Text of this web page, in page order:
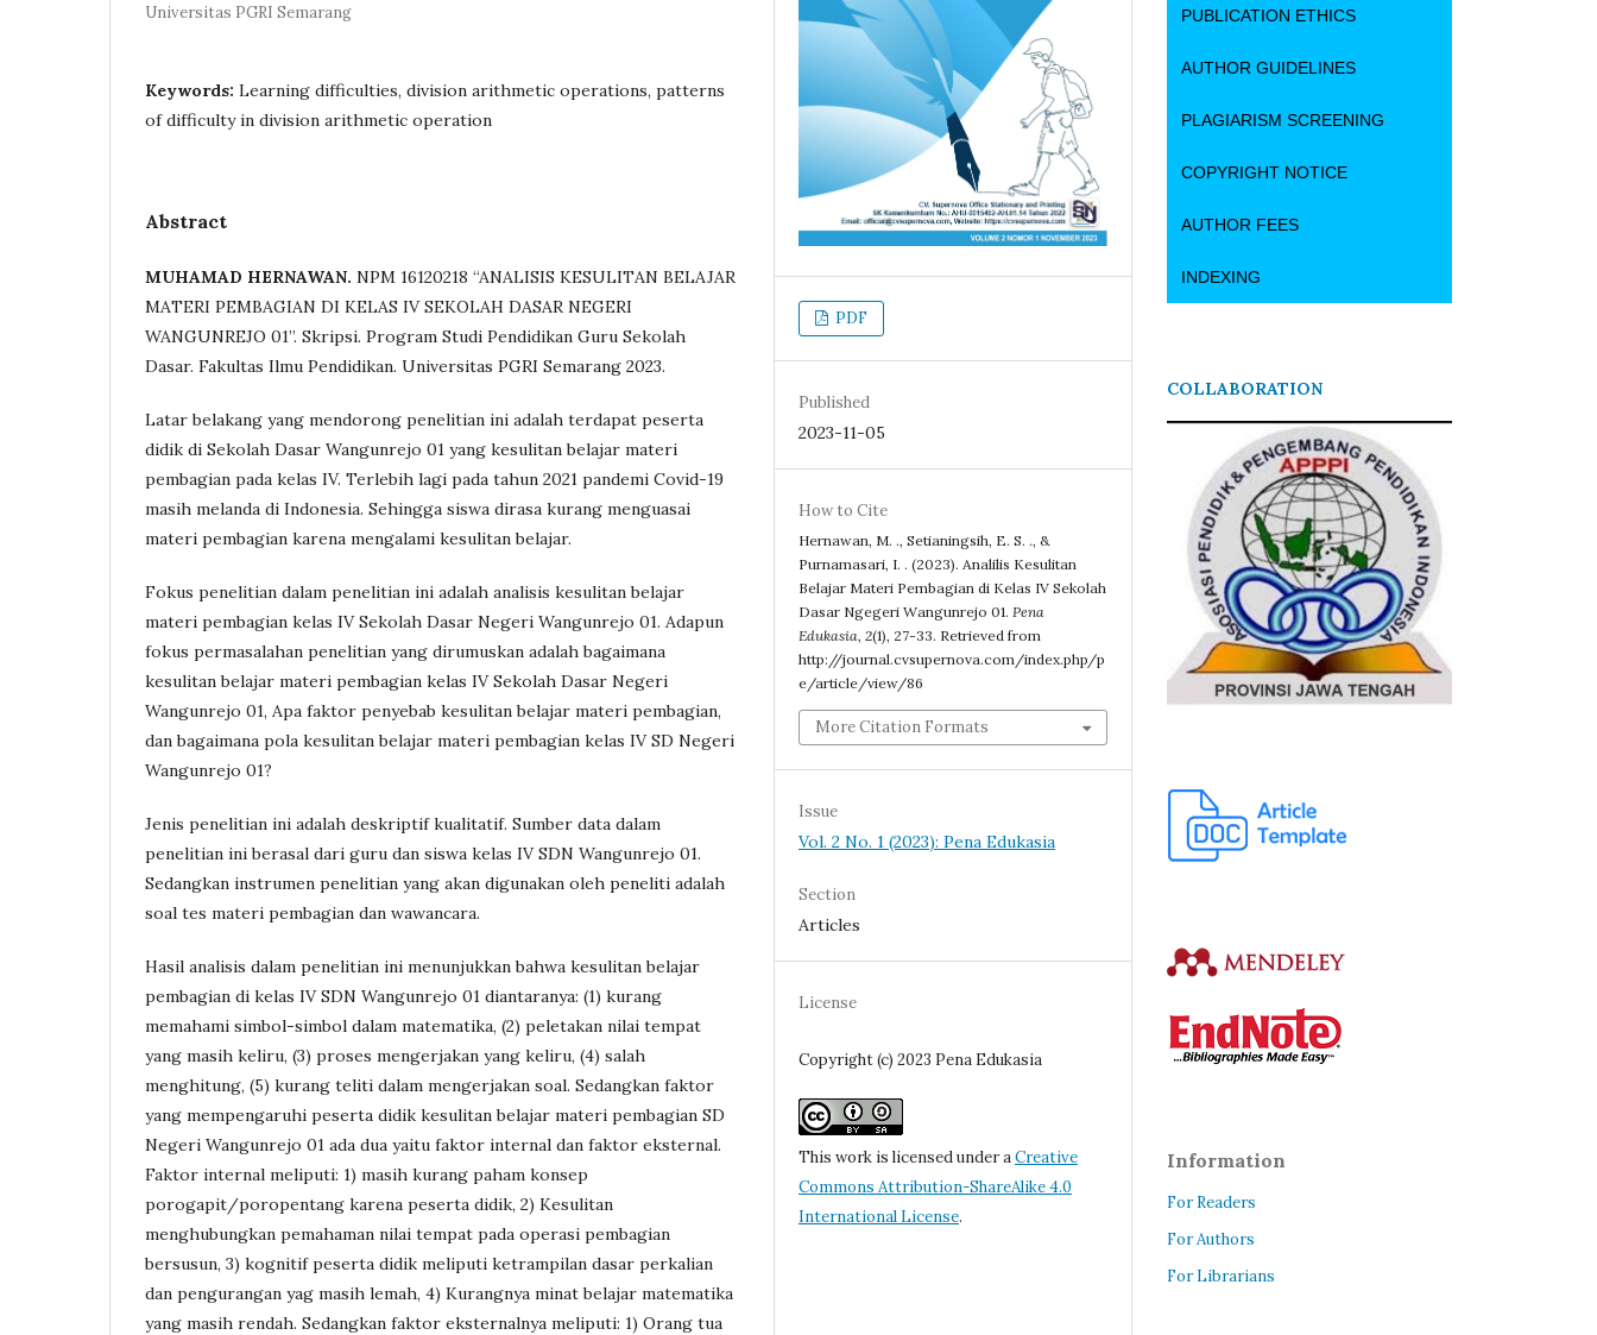
Universitas PGRI Semarang
Keywords: Learning difficulties, division arithmetic operations, patterns
of difficulty in division arithmetic operation
Abstract
MUHAMAD HERNAWAN. NPM 16120218 “ANALISIS KESULITAN BELAJAR
MATERI PEMBAGIAN DI KELAS IV SEKOLAH DASAR NEGERI
WANGUNREJO 01”. Skripsi. Program Studi Pendidikan Guru Sekolah
Dasar. Fakultas Ilmu Pendidikan. Universitas PGRI Semarang 2023.
Latar belakang yang mendorong penelitian ini adalah terdapat peserta
didik di Sekolah Dasar Wangunrejo 01 yang kesulitan belajar materi
pembagian pada kelas IV. Terlebih lagi pada tahun 2021 pandemi Covid-19
masih melanda di Indonesia. Sehingga siswa dirasa kurang menguasai
materi pembagian karena mengalami kesulitan belajar.
Fokus penelitian dalam penelitian ini adalah analisis kesulitan belajar
materi pembagian kelas IV Sekolah Dasar Negeri Wangunrejo 01. Adapun
fokus permasalahan penelitian yang dirumuskan adalah bagaimana
kesulitan belajar materi pembagian kelas IV Sekolah Dasar Negeri
Wangunrejo 01, Apa faktor penyebab kesulitan belajar materi pembagian,
dan bagaimana pola kesulitan belajar materi pembagian kelas IV SD Negeri
Wangunrejo 01?
Jenis penelitian ini adalah deskriptif kualitatif. Sumber data dalam
penelitian ini berasal dari guru dan siswa kelas IV SDN Wangunrejo 01.
Sedangkan instrumen penelitian yang akan digunakan oleh peneliti adalah
soal tes materi pembagian dan wawancara.
Hasil analisis dalam penelitian ini menunjukkan bahwa kesulitan belajar
pembagian di kelas IV SDN Wangunrejo 01 diantaranya: (1) kurang
memahami simbol-simbol dalam matematika, (2) peletakan nilai tempat
yang masih keliru, (3) proses mengerjakan yang keliru, (4) salah
menghitung, (5) kurang teliti dalam mengerjakan soal. Sedangkan faktor
yang mempengaruhi peserta didik kesulitan belajar materi pembagian SD
Negeri Wangunrejo 01 ada dua yaitu faktor internal dan faktor eksternal.
Faktor internal meliputi: 1) masih kurang paham konsep
porogapit/poropentang karena peserta didik, 2) Kesulitan
menghubungkan pemahaman nilai tempat pada operasi pembagian
bersusun, 3) kognitif peserta didik meliputi ketrampilan dasar perkalian
dan pengurangan yag masih lemah, 4) Kurangnya minat belajar matematika
yang masih rendah. Sedangkan faktor eksternalnya meliputi: 1) Orang tua
PDF
Published
2023-11-05
How to Cite
Hernawan, M. ., Setianingsih, E. S. ., &
Purnamasari, I. . (2023). Analilis Kesulitan
Belajar Materi Pembagian di Kelas IV Sekolah
Dasar Ngegeri Wangunrejo 01. Pena
Edukasia, 2(1), 27-33. Retrieved from
http://journal.cvsupernova.com/index.php/p
e/article/view/86
More Citation Formats
Issue
Vol. 2 No. 1 (2023): Pena Edukasia
Section
Articles
License
Copyright (c) 2023 Pena Edukasia
This work is licensed under aCreative
Commons Attribution-ShareAlike 4.0
International License.
PUBLICATION ETHICS
AUTHOR GUIDELINES
PLAGIARISM SCREENING
COPYRIGHT NOTICE
AUTHOR FEES
INDEXING
COLLABORATION
Information
For Readers
For Authors
For Librarians